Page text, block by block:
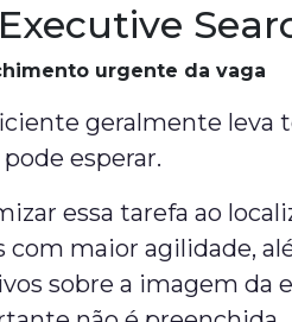
urgente da vaga
geralmente leva
esperar.
essa tarefa ao
com maior agilidade,
sobre a imagem da